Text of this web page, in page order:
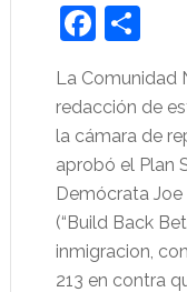
La Comunidad
redacción de
la cámara de
aprobó el Plan
Demócrata Joe
(“Build Back
inmigracion,
213 en contra